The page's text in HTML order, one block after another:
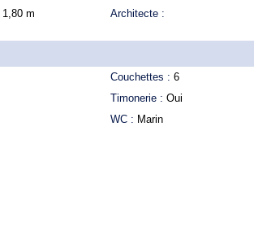
1,80 m
Architecte :
Couchettes : 6
Timonerie : Oui
WC : Marin